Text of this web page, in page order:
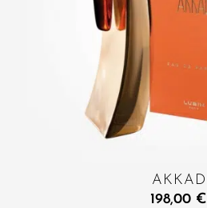
AKKAD
198,00 €